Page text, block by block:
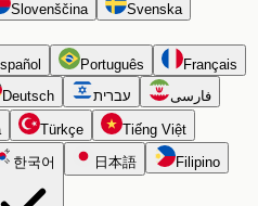
Slovenščina Svenska
Português
Français
Deutsch עברית فارسی
Türkçe
Tiếng Việt
한국어 日本語 Filipino